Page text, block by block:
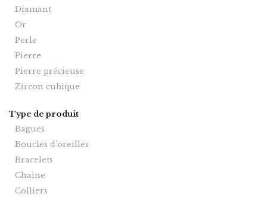
Diamant
Or
Perle
Pierre
Pierre précieuse
Zircon cubique
Type de produit
Bagues
Boucles d'oreilles
Bracelets
Chaine
Colliers